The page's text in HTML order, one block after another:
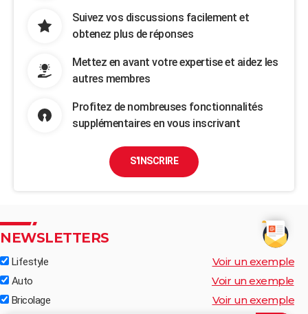
Suivez vos discussions facilement et
obtenez plus de réponses
Mettez en avant votre expertise et aidez les
autres membres
Profitez de nombreuses fonctionnalités
supplémentaires en vous inscrivant
S'INSCRIRE
NEWSLETTERS
Lifestyle Voir un exemple
Auto Voir un exemple
Bricolage Voir un exemple